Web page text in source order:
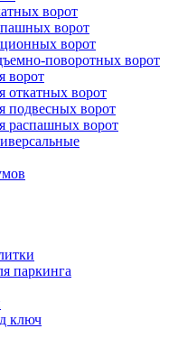
ворот
ворот
ворот
поворотных ворот
ворот
откатных ворот
подвесных ворот
распашных ворот
паркинга
ключ